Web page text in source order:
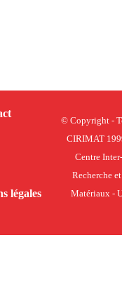
légales
© Copyright -
CIRIMAT
Centre
Recherche
Matériaux -